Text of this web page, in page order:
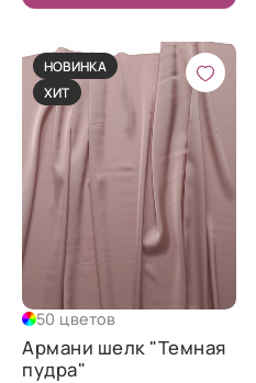
НОВИНКА
ХИТ
50 цветов
Армани шелк "Темная
пудра"